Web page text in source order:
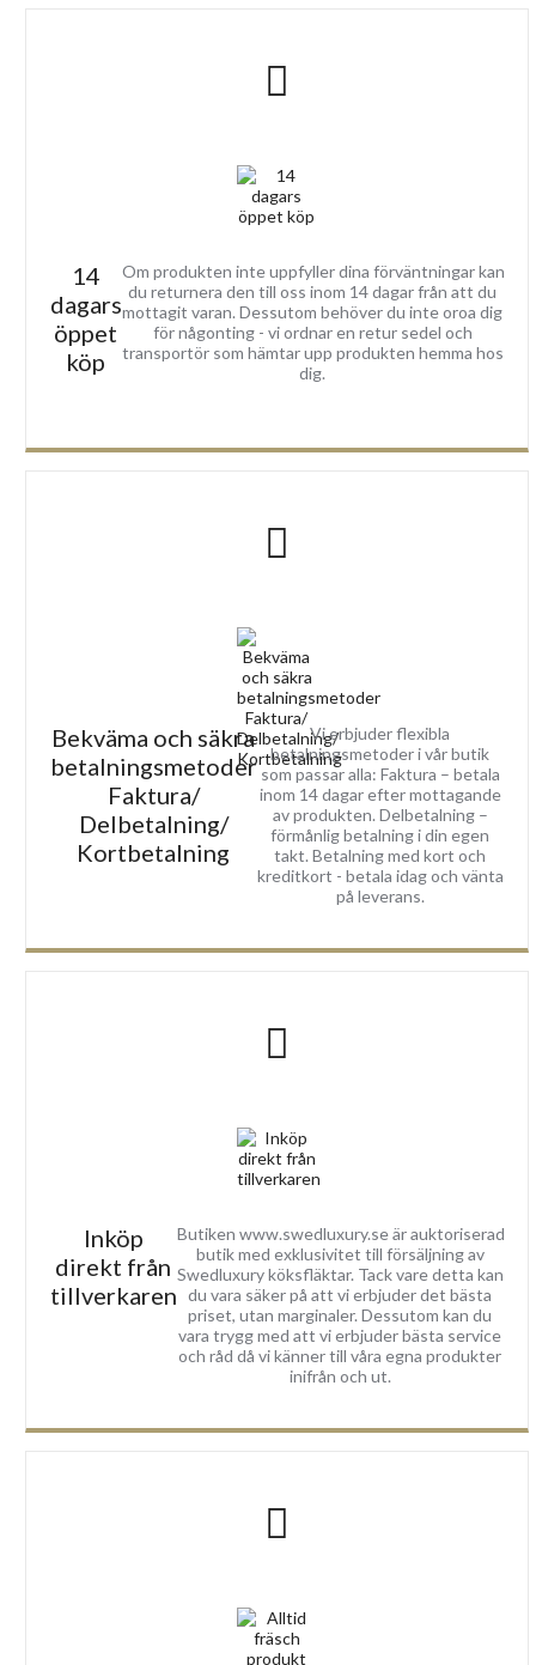
14
dagars
öppet
köp
Om produkten inte uppfyller dina förväntningar kan
du returnera den till oss inom 14 dagar från att du
mottagit varan. Dessutom behöver du inte oroa dig
för någonting - vi ordnar en retur sedel och
transportör som hämtar upp produkten hemma hos
dig.
Bekväma och säkra
betalningsmetoder
Faktura/
Delbetalning/
Kortbetalning
Vi erbjuder flexibla
betalningsmetoder i vår butik
som passar alla: Faktura – betala
inom 14 dagar efter mottagande
av produkten. Delbetalning –
förmånlig betalning i din egen
takt. Betalning med kort och
kreditkort - betala idag och vänta
på leverans.
Inköp
direkt från
tillverkaren
Butiken www.swedluxury.se är auktoriserad
butik med exklusivitet till försäljning av
Swedluxury köksfläktar. Tack vare detta kan
du vara säker på att vi erbjuder det bästa
priset, utan marginaler. Dessutom kan du
vara trygg med att vi erbjuder bästa service
och råd då vi känner till våra egna produkter
inifrån och ut.